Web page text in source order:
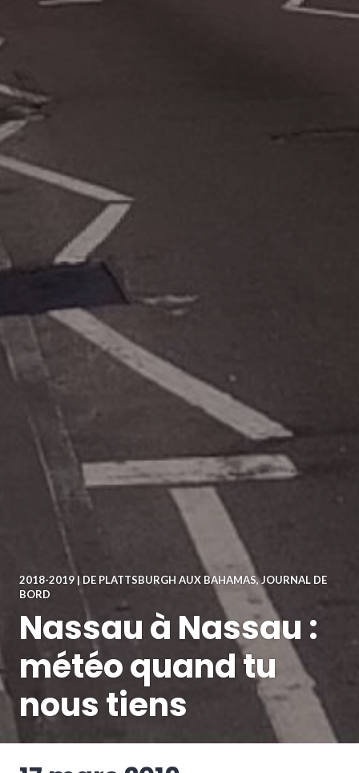
2018-2019 | DE PLATTSBURGH AUX BAHAMAS,JOURNAL DE
BORD
Nassau à Nassau :
météo quand tu
nous tiens